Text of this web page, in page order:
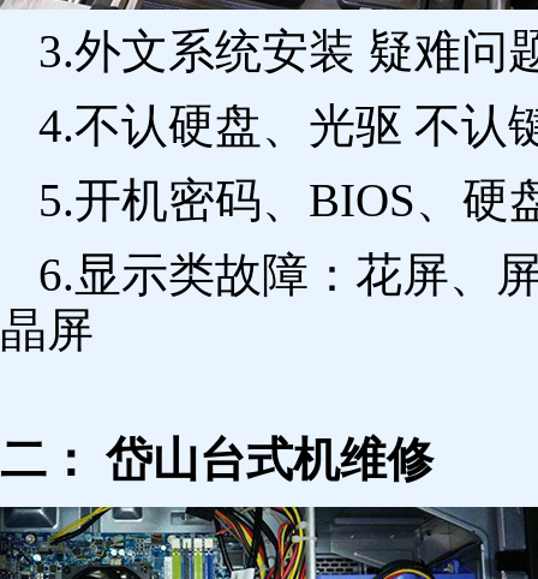
3.外文系统安装 疑难问
4.不认硬盘、光驱 不认
5.开机密码、BIOS、硬
6.显示类故障：花屏、
晶屏
二： 岱山台式机维修